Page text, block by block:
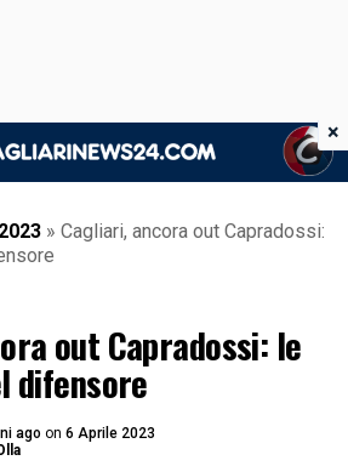
2023 » Cagliari, ancora out Capradossi:
out Capradossi: le
difensore
ago on 6 Aprile 2023
×